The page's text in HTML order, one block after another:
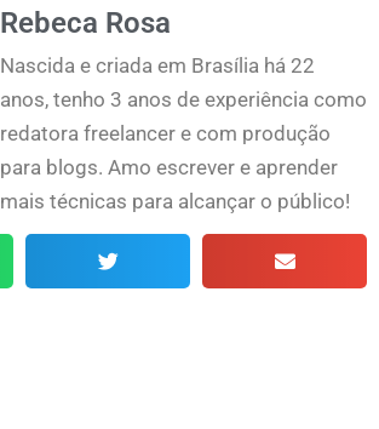
Rebeca Rosa
Nascida e criada em Brasília há 22
anos, tenho 3 anos de experiência como
redatora freelancer e com produção
para blogs. Amo escrever e aprender
mais técnicas para alcançar o público!